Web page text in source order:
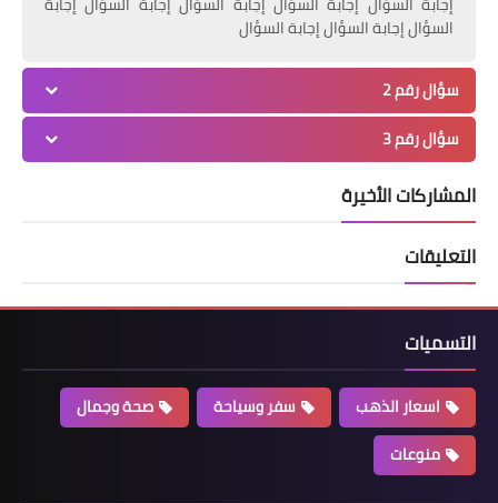
السؤال إجابة السؤال إجابة السؤال
سؤال رقم 2
سؤال رقم 3
المشاركات الأخيرة
التعليقات
التسميات
اسعار الذهب سفر وسياحة
صحة وجمال
منوعات